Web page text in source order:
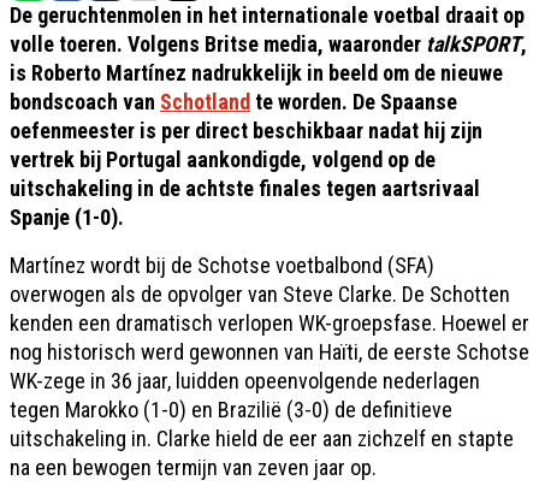
De geruchtenmolen in het internationale voetbal draait op
volle toeren. Volgens Britse media, waaronder talkSPORT,
is Roberto Martínez nadrukkelijk in beeld om de nieuwe
bondscoach van Schotlandte worden. De Spaanse
oefenmeester is per direct beschikbaar nadat hij zijn
vertrek bij Portugal aankondigde, volgend op de
uitschakeling in de achtste finales tegen aartsrivaal
Spanje (1-0).
Martínez wordt bij de Schotse voetbalbond (SFA)
overwogen als de opvolger van Steve Clarke. De Schotten
kenden een dramatisch verlopen WK-groepsfase. Hoewel er
nog historisch werd gewonnen van Haïti, de eerste Schotse
WK-zege in 36 jaar, luidden opeenvolgende nederlagen
tegen Marokko (1-0) en Brazilië (3-0) de definitieve
uitschakeling in. Clarke hield de eer aan zichzelf en stapte
na een bewogen termijn van zeven jaar op.